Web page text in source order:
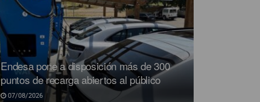
Endesa pone a disposición más de 300
puntos de recarga abiertos al público
07/08/2026